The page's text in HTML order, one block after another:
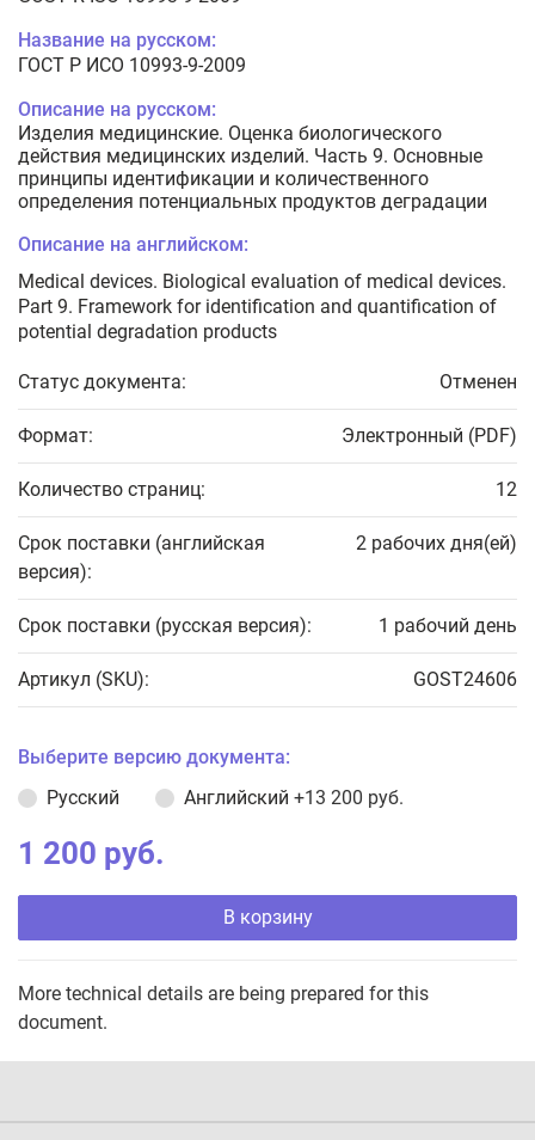
Название на русском:
ГОСТ Р ИСО 10993-9-2009
Описание на русском:
Изделия медицинские. Оценка биологического
действия медицинских изделий. Часть 9. Основные
принципы идентификации и количественного
определения потенциальных продуктов деградации
Описание на английском:
Medical devices. Biological evaluation of medical devices.
Part 9. Framework for identification and quantification of
potential degradation products
Статус документа: Отменен
Формат: Электронный (PDF)
Количество страниц: 12
Срок поставки (английская
версия):
2 рабочих дня(ей)
Срок поставки (русская версия): 1 рабочий день
Артикул (SKU): GOST24606
Выберите версию документа:
Русский
Английский +13 200 руб.
1 200 руб.
В корзину
More technical details are being prepared for this
document.